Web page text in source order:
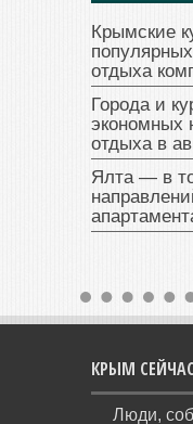
Крымские
отдыха
Города и
экономных
отдыха в
Ялта — в
КРЫМ СЕЙЧАС
Люди,